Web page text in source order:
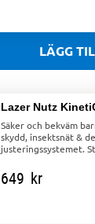
Lazer Nutz
Säker och bekväm
skydd, insektsnät &
justeringssystemet.
649 kr